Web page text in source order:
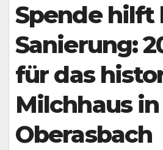
Spende hilft
Sanierung:
für das
Milchhaus in
Oberasbach